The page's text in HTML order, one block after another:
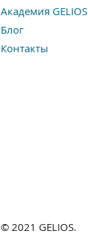
Академия GELIOS
Блог
Контакты
© 2021 GELIOS.